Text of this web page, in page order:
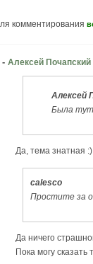
комментирования
- Алексей
Алексей
Была тут
Да, тема знатная :)
calesco
Простите за
Да ничего
Пока могу